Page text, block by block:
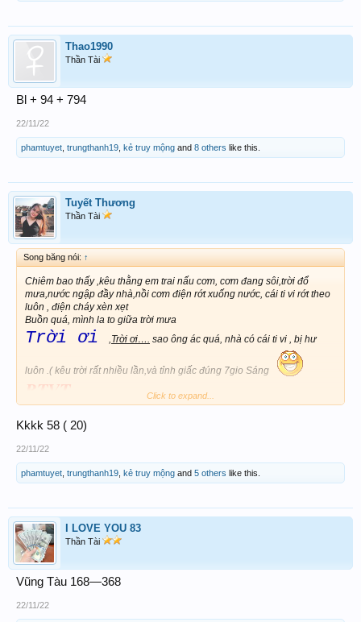
Thao1990
Thần Tài
Bl + 94 + 794
22/11/22
phamtuyet trungthanh19 kẻ truy mộng and 8 others like this.
Tuyết Thương
Thần Tài
Song băng nói: ↑
Chiêm bao thấy ,kêu thằng em trai nấu cơm, cơm đang sôi,trời đổ
mưa,nước ngập đầy nhà,nồi cơm điện rớt xuống nước, cái ti vi rớt theo
luôn , điện cháy xèn xẹt
Buồn quá, mình la to giữa trời mưa
Trời ơi ,Trời ơi…. sao ông ác quá, nhà có cái ti vi , bị hư
luôn .( kêu trời rất nhiều lần,và tỉnh giấc đúng 7gio Sáng
BTVT
37
77
Click to expand...
Kkkk 58 ( 20)
22/11/22
phamtuyet trungthanh19 kẻ truy mộng and 5 others like this.
I LOVE YOU 83
Thần Tài
Vũng Tàu 168—368
22/11/22